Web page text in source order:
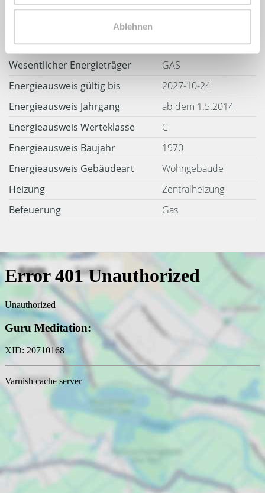
Ablehnen
Weitere Informationen
Wesentlicher Energieträger
GAS
Energieausweis gültig bis
2027-10-24
Energieausweis Jahrgang
ab dem 1.5.2014
Energieausweis Werteklasse
C
Energieausweis Baujahr
1970
Energieausweis Gebäudeart
Wohngebäude
Heizung
Zentralheizung
Befeuerung
Gas